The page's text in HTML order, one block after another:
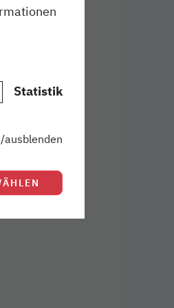
Statistik
ausblenden